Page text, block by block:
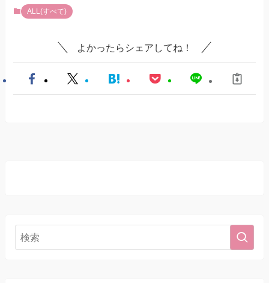
ALL(すべて)
よかったらシェアしてね！